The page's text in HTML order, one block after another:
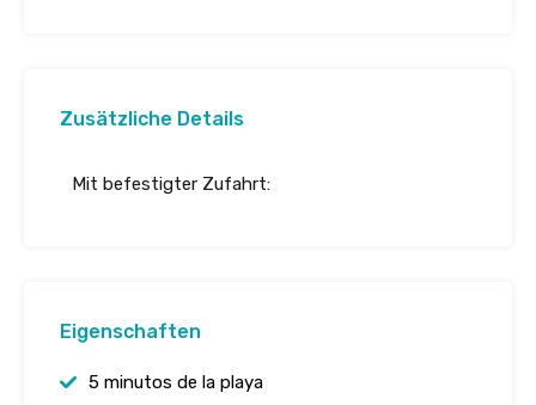
Zusätzliche Details
Mit befestigter Zufahrt:
Eigenschaften
5 minutos de la playa